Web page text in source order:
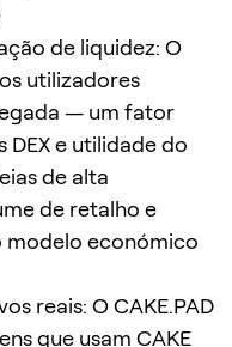
de liquidez: O
utilizadores
— um fator
e utilidade do
de alta
de retalho e
económico
reais: O CAKE.PAD
que usam CAKE